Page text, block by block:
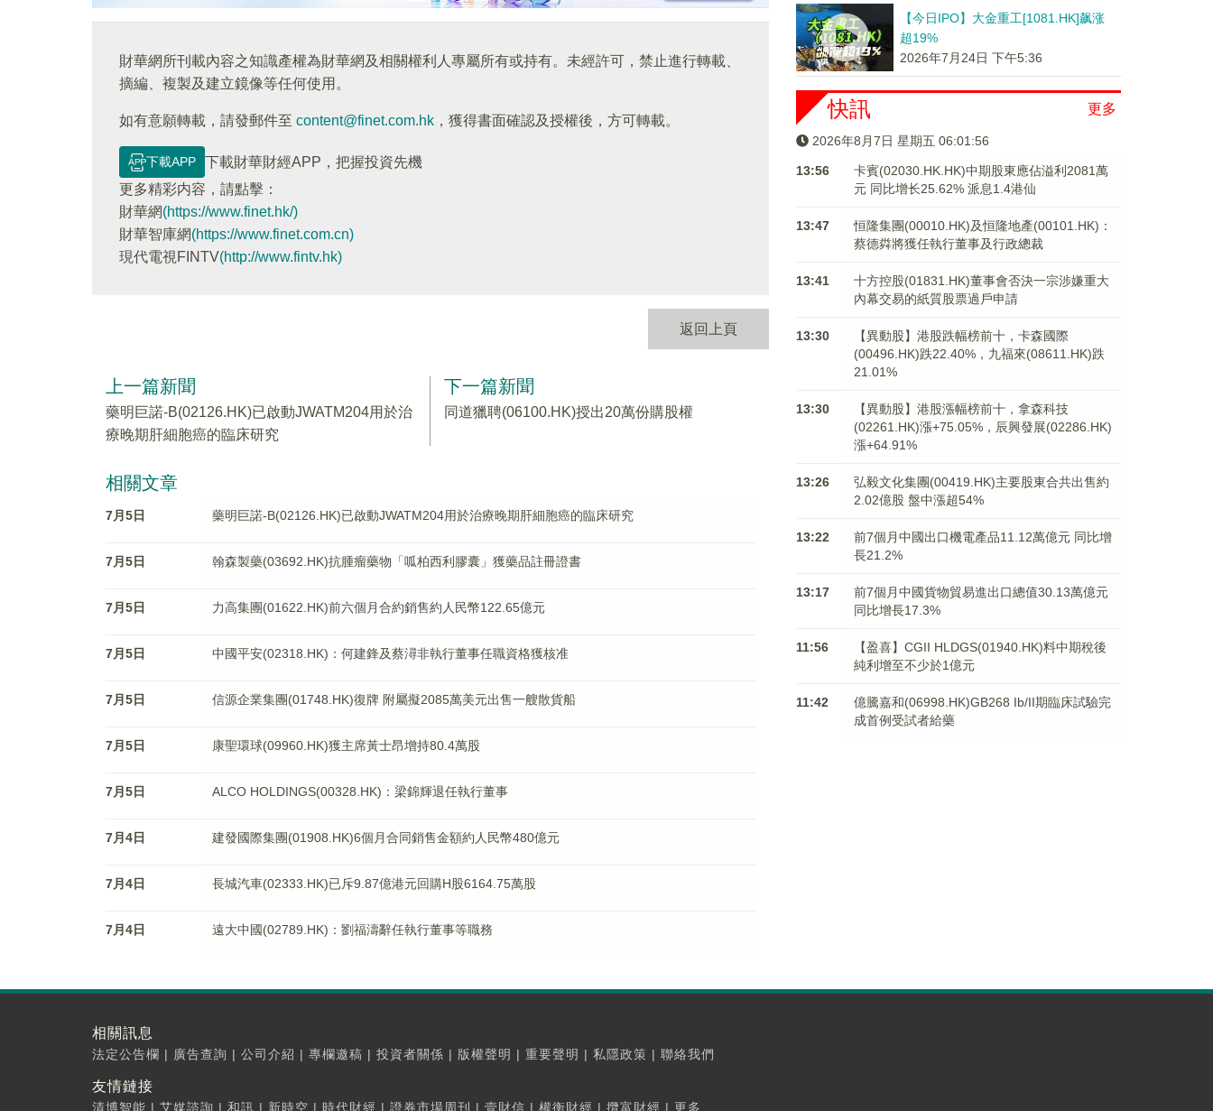
財華網所刊載內容之知識產權為財華網及相關權利人專屬所有或持有。未經許可，禁止進行轉載、
摘編、複製及建立鏡像等任何使用。
如有意願轉載，請發郵件至 content@finet.com.hk ，獲得書面確認及授權後，方可轉載。
下載APP
下載財華財經APP，把握投資先機
更多精彩内容，請點擊：
財華網(https://www.finet.hk/)
財華智庫網(https://www.finet.com.cn)
現代電視FINTV(http://www.fintv.hk)
返回上頁
上一篇新聞
藥明巨諾-B(02126.HK)已啟動JWATM204用於治
療晚期肝細胞癌的臨床研究
下一篇新聞
同道獵聘(06100.HK)授出20萬份購股權
相關文章
7月5日 藥明巨諾-B(02126.HK)已啟動JWATM204用於治療晚期肝細胞癌的臨床研究
7月5日 翰森製藥(03692.HK)抗腫瘤藥物「呱柏西利膠囊」獲藥品註冊證書
7月5日 力高集團(01622.HK)前六個月合約銷售約人民幣122.65億元
7月5日 中國平安(02318.HK)：何建鋒及蔡潯非執行董事任職資格獲核准
7月5日 信源企業集團(01748.HK)復牌 附屬擬2085萬美元出售一艘散貨船
7月5日 康聖環球(09960.HK)獲主席黃士昂增持80.4萬股
7月5日 ALCO HOLDINGS(00328.HK)：梁錦輝退任執行董事
7月4日 建發國際集團(01908.HK)6個月合同銷售金額約人民幣480億元
7月4日 長城汽車(02333.HK)已斥9.87億港元回購H股6164.75萬股
7月4日 遠大中國(02789.HK)：劉福濤辭任執行董事等職務
【今日IPO】大金重工[1081.HK]飙涨
超19%
2026年7月24日 下午5:36
更多
快訊
2026年8月7日 星期五 06:01:56
13:56
卡賓(02030.HK.HK)中期股東應佔溢利2081萬
元 同比增长25.62% 派息1.4港仙
13:47
恒隆集團(00010.HK)及恒隆地產(00101.HK)：
蔡德粦將獲任執行董事及行政總裁
13:41
十方控股(01831.HK)董事會否決一宗涉嫌重大
內幕交易的紙質股票過戶申請
13:30
【異動股】港股跌幅榜前十，卡森國際
(00496.HK)跌22.40%，九福來(08611.HK)跌
21.01%
13:30
【異動股】港股漲幅榜前十，拿森科技
(02261.HK)漲+75.05%，辰興發展(02286.HK)
漲+64.91%
13:26
弘毅文化集團(00419.HK)主要股東合共出售約
2.02億股 盤中漲超54%
13:22
前7個月中國出口機電產品11.12萬億元 同比增
長21.2%
13:17
前7個月中國貨物貿易進出口總值30.13萬億元
同比增長17.3%
11:56
【盈喜】CGII HLDGS(01940.HK)料中期稅後
純利增至不少於1億元
11:42
億騰嘉和(06998.HK)GB268 Ib/II期臨床試驗完
成首例受試者給藥
相關訊息
法定公告欄 | 廣告查詢 | 公司介紹 | 專欄邀稿 | 投資者關係 | 版權聲明 | 重要聲明 | 私隱政策 | 聯絡我們
友情鏈接
清博智能 | 艾媒諮詢 | 和訊 | 新時空 | 時代財經 | 證券市場周刊 | 壹財信 | 權衡財經 | 攬富財經 | 更多...